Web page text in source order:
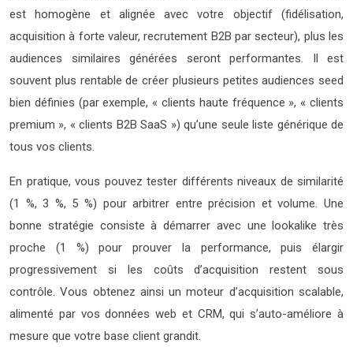
est homogène et alignée avec votre objectif (fidélisation,
acquisition à forte valeur, recrutement B2B par secteur), plus les
audiences similaires générées seront performantes. Il est
souvent plus rentable de créer plusieurs petites audiences seed
bien définies (par exemple, « clients haute fréquence », « clients
premium », « clients B2B SaaS ») qu’une seule liste générique de
tous vos clients.
En pratique, vous pouvez tester différents niveaux de similarité
(1 %, 3 %, 5 %) pour arbitrer entre précision et volume. Une
bonne stratégie consiste à démarrer avec une lookalike très
proche (1 %) pour prouver la performance, puis élargir
progressivement si les coûts d’acquisition restent sous
contrôle. Vous obtenez ainsi un moteur d’acquisition scalable,
alimenté par vos données web et CRM, qui s’auto-améliore à
mesure que votre base client grandit.